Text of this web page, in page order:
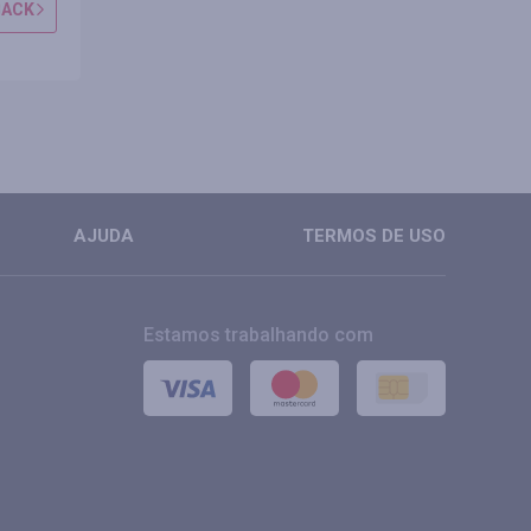
AJUDA TERMOS DE USO
Estamos trabalhando com